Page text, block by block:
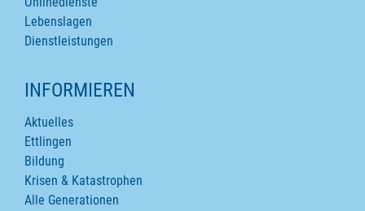
Lebenslagen
Dienstleistungen
INFORMIEREN
Aktuelles
Ettlingen
Bildung
Krisen & Katastrophen
Alle Generationen